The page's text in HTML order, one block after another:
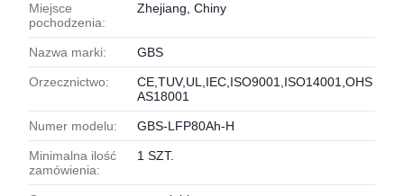
Miejsce
pochodzenia:
Zhejiang, Chiny
Nazwa marki: GBS
Orzecznictwo:
CE,TUV,UL,IEC,ISO9001,ISO14001,OHS
AS18001
Numer modelu: GBS-LFP80Ah-H
Minimalna ilość
zamówienia:
1 SZT.